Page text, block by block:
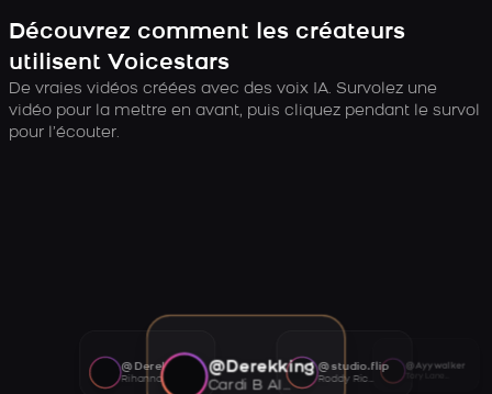
Découvrez comment les créateurs
utilisent Voicestars
De vraies vidéos créées avec des voix IA. Survolez une
vidéo pour la mettre en avant, puis cliquez pendant le survol
pour l’écouter.
@Derekking
Cardi B AI voice
@studio.flip
Roddy Ricch AI voice
@Ayywalker
@Derekking
Rihanna AI voice